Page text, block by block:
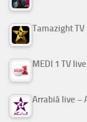
Tamazight
MEDI 1 TV
Arrabiâ live –